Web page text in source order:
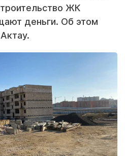
ЖК
деньги. Об этом